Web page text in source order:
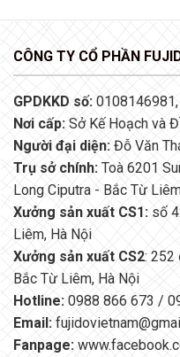
CÔNG TY CỔ PHẦN
GPDKKD số:
Nơi cấp: Sở Kế Hoạch và
Người đại diện: Đỗ Văn
Trụ sở chính: Toà 6201
Long Ciputra - Bắc Từ
Xưởng sản xuất CS1: số
Liêm, Hà Nội
Xưởng sản xuất CS2: 252
Bắc Từ Liêm, Hà Nội
Hotline:0988 866 673 /
Email:
Fanpage: